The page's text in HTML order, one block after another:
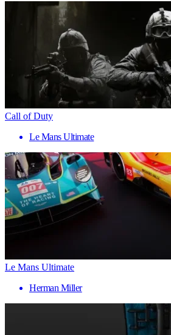
Call of Duty
Le Mans Ultimate
Le Mans Ultimate
Herman Miller